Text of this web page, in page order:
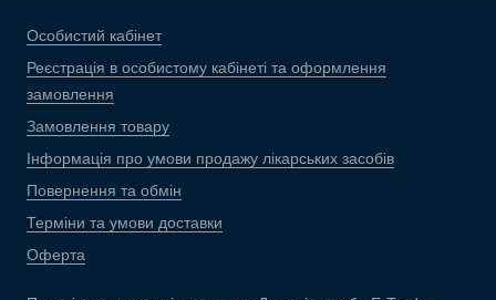
Особистий кабінет
Реєстрація в особистому кабінеті та оформлення
замовлення
Замовлення товару
Інформація про умови продажу лікарських засобів
Повернення та обмін
Терміни та умови доставки
Оферта